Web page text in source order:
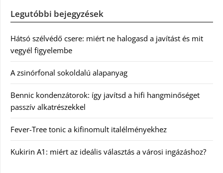
Legutóbbi bejegyzések
Hátsó szélvédő csere: miért ne halogasd a javítást és mit
vegyél figyelembe
A zsinórfonal sokoldalú alapanyag
Bennic kondenzátorok: így javítsd a hifi hangminőséget
passzív alkatrészekkel
Fever-Tree tonic a kifinomult italélményekhez
Kukirin A1: miért az ideális választás a városi ingázáshoz?